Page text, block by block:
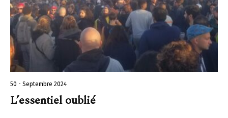
50 - Septembre 2024
L’essentiel oublié